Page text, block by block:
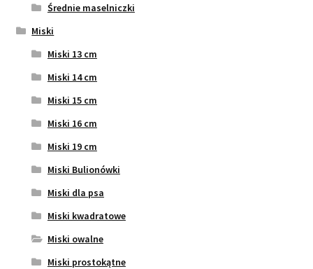
Średnie maselniczki
Miski
Miski 13 cm
Miski 14 cm
Miski 15 cm
Miski 16 cm
Miski 19 cm
Miski Bulionówki
Miski dla psa
Miski kwadratowe
Miski owalne
Miski prostokątne